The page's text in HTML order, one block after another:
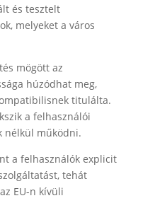
és tesztelt
melyeket a város
mögött az
húzódhat meg,
titulálta.
a felhasználói
nélkül működni.
a felhasználók explicit
tehát
EU-n kívüli